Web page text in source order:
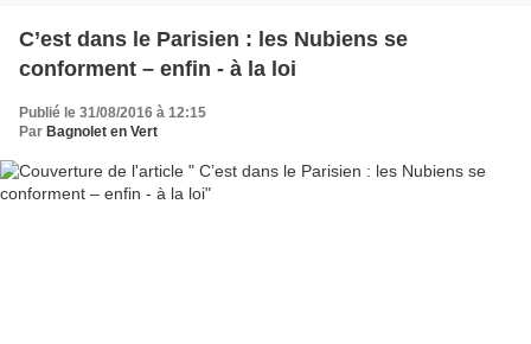
C’est dans le Parisien : les Nubiens se
conforment – enfin - à la loi
Publié le 31/08/2016 à 12:15
Par Bagnolet en Vert